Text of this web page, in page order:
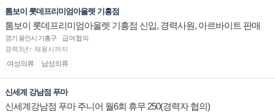
톰보이 롯데프리미엄아울렛 기흥점
톰보이 롯데프리미엄아울렛 기흥점 신입, 경력사원, 아르바이트 판매
직 구인합니다.
경기 용인시 기흥구
급여협의
경력3년↑ 채용시까지
여성의류 남성의류
신세계 강남점 푸마
신세계강남점 푸마 주니어 월6회 휴무 250(경력자 협의)